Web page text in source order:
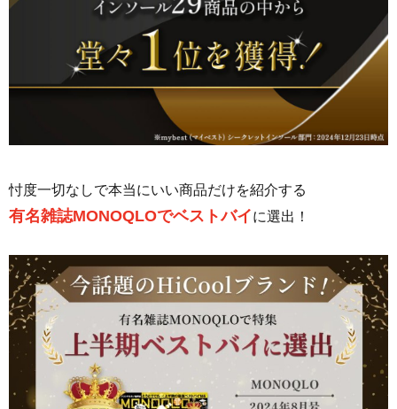
忖度一切なしで本当にいい商品だけを紹介する
有名雑誌MONOQLOでベストバイに選出！